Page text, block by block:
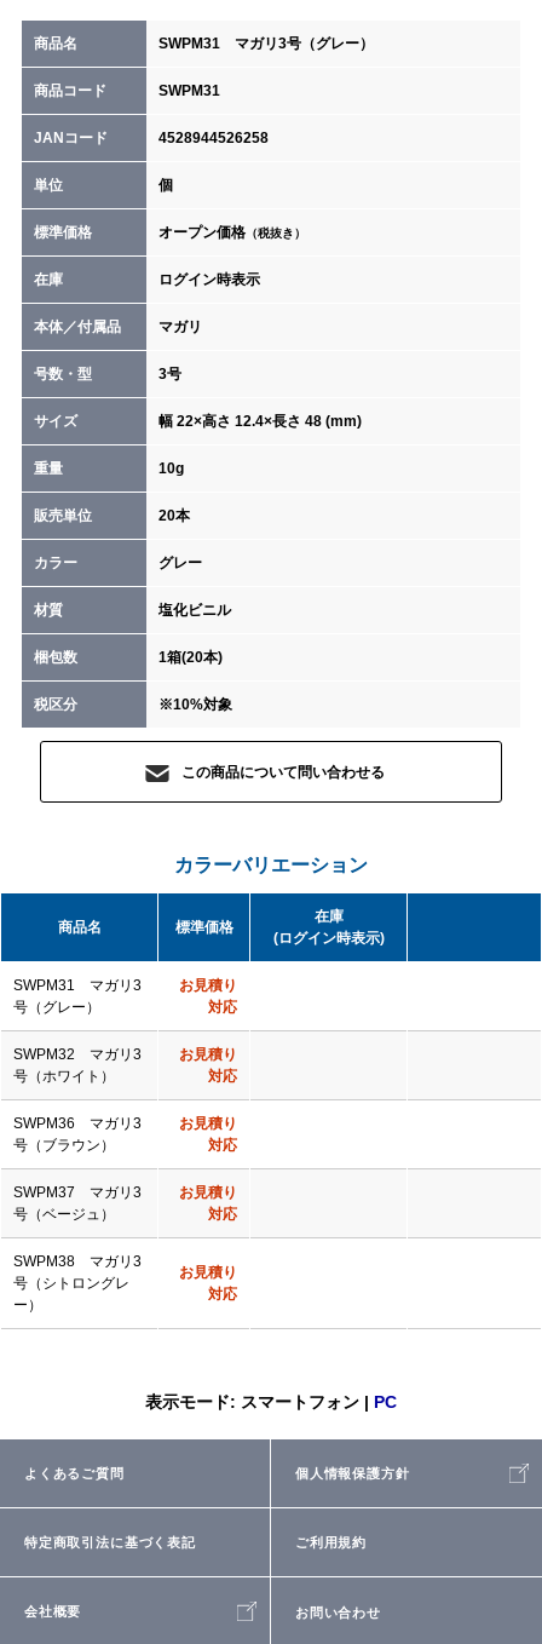
商品名 SWPM31 マガリ3号（グレー）
商品コード SWPM31
JANコード 4528944526258
単位 個
標準価格 オープン価格（税抜き）
在庫 ログイン時表示
本体／付属品 マガリ
号数・型 3号
サイズ 幅 22×高さ 12.4×長さ 48 (mm)
重量 10g
販売単位 20本
カラー グレー
材質 塩化ビニル
梱包数 1箱(20本)
税区分 ※10%対象
この商品について問い合わせる
カラーバリエーション
商品名 標準価格
在庫
(ログイン時表示)
SWPM31 マガリ3
号（グレー）
お見積り
対応
SWPM32 マガリ3
号（ホワイト）
お見積り
対応
SWPM36 マガリ3
号（ブラウン）
お見積り
対応
SWPM37 マガリ3
号（ベージュ）
お見積り
対応
SWPM38 マガリ3
号（シトロングレ
ー）
お見積り
対応
表示モード: スマートフォン | PC
よくあるご質問 個人情報保護方針
特定商取引法に基づく表記 ご利用規約
会社概要 お問い合わせ